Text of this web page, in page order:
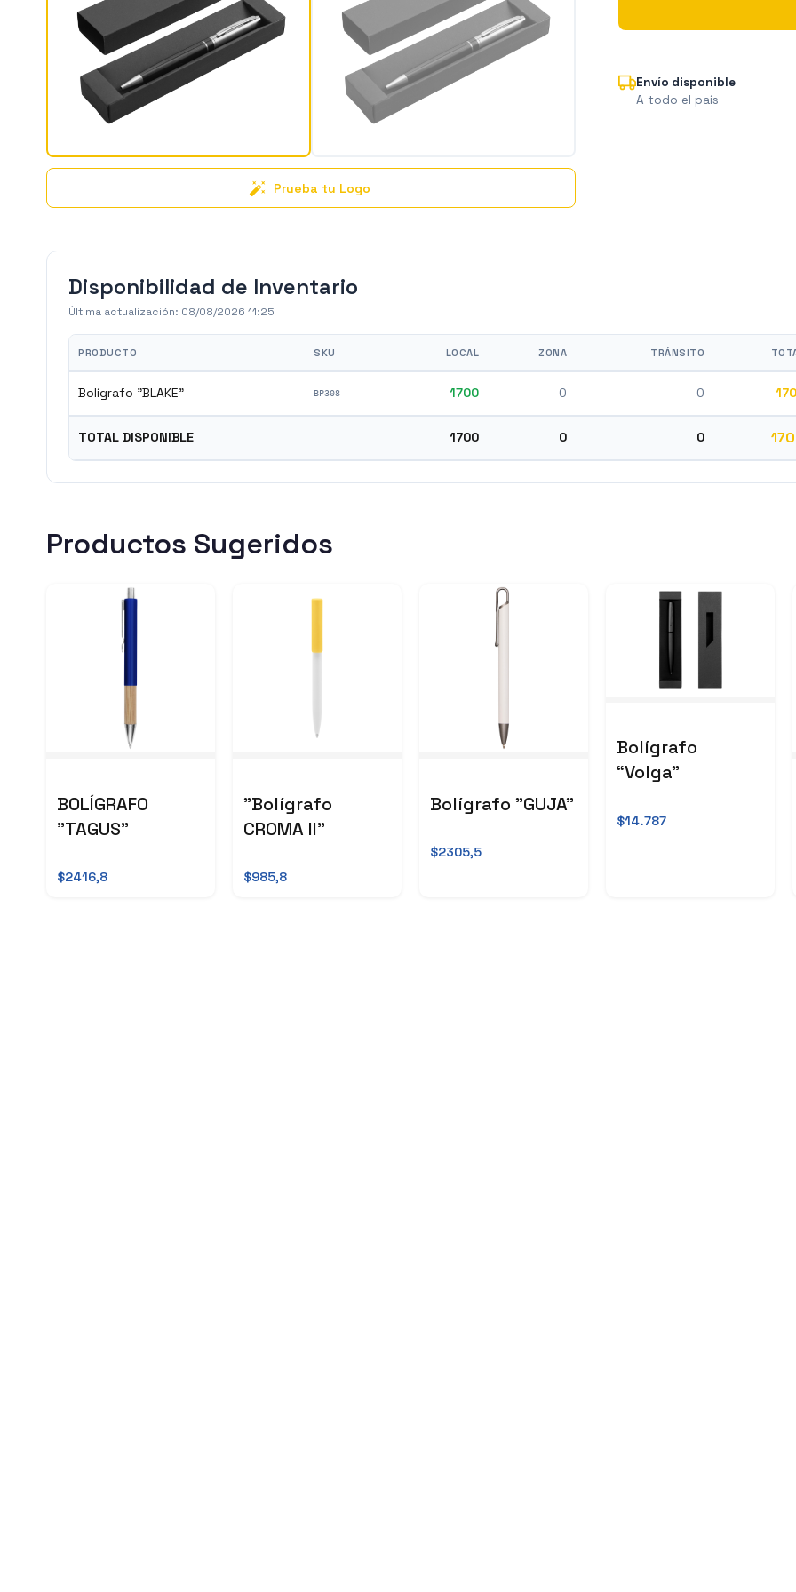
Prueba tu Logo
Envío disponible
A todo el país
Disponibilidad de Inventario
Última actualización: 08/08/2026 11:25
PRODUCTO SKU LOCAL ZONA TRÁNSITO
Bolígrafo "BLAKE" BP308 1700 0 0
TOTAL DISPONIBLE 1700 0 0
Productos Sugeridos
BOLÍGRAFO
"TAGUS"
$2416,8
"Bolígrafo
CROMA II"
$985,8
Bolígrafo "GUJA"
$2305,5
Bolígrafo
“Volga”
$14.787